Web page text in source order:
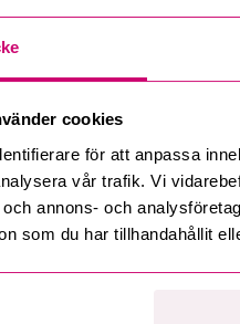
cookies
för att anpassa
vår trafik. Vi
annons- och
som du har tillhandahållit